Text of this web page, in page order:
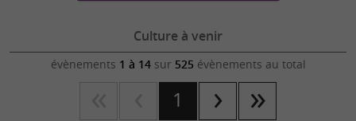
Culture à venir
évènements 1 à 14sur 525 évènements au total
1